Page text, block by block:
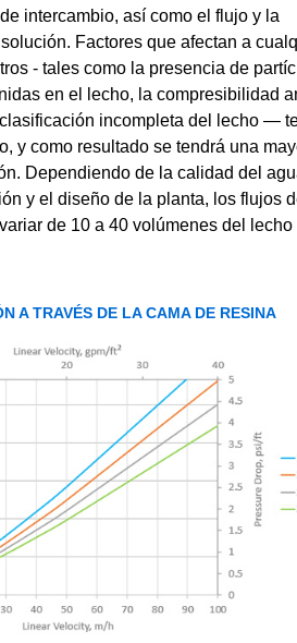
intercambio, así como el flujo y la
Factores que afectan a
- tales como la presencia de
en el lecho, la compresibilidad
incompleta del lecho —
y como resultado se tendrá una
Dependiendo de la calidad del
y el diseño de la planta, los flujos
de 10 a 40 volúmenes del lecho
A TRAVÉS DE LA CAMA DE RESINA